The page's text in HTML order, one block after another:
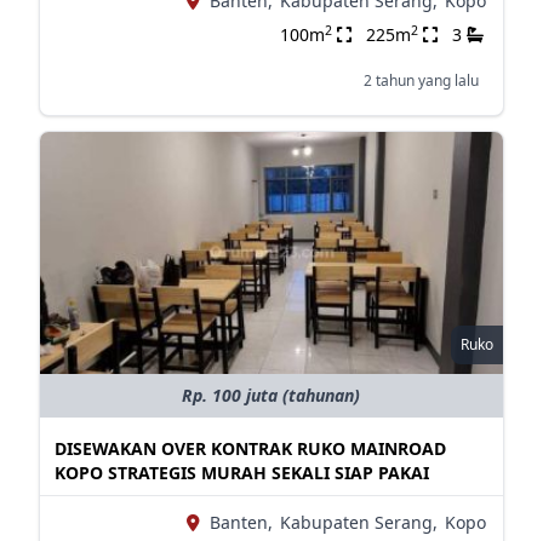
100m2 225m2 3
2 tahun yang lalu
Ruko
Rp. 100 juta (tahunan)
DISEWAKAN OVER KONTRAK RUKO MAINROAD
KOPO STRATEGIS MURAH SEKALI SIAP PAKAI
Banten, Kabupaten Serang, Kopo